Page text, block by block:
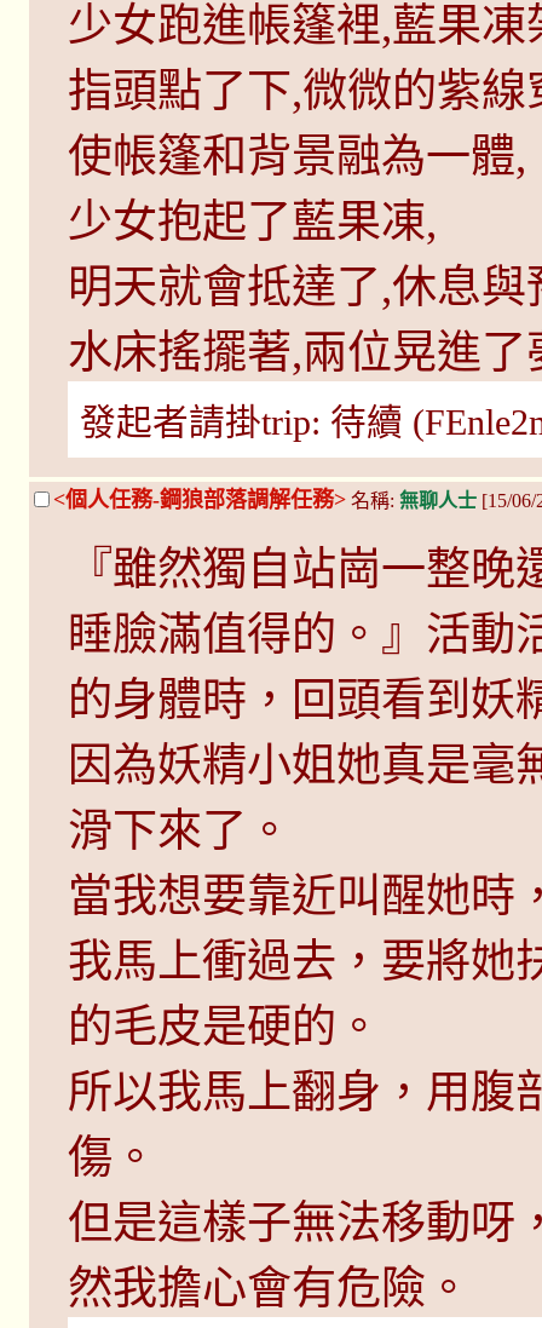
少女跑進帳篷裡,藍果
指頭點了下,微微的紫線
使帳篷和背景融為一體,
少女抱起了藍果凍,
明天就會抵達了,休息
水床搖擺著,兩位晃進了
發起者請掛trip: 待續
<個人任務-鋼狼部落調解任務> 名稱: 無聊人士 [15/
『雖然獨自站崗一整
睡臉滿值得的。』活動
的身體時，回頭看到妖
因為妖精小姐她真是毫
滑下來了。
當我想要靠近叫醒她時
我馬上衝過去，要將她
的毛皮是硬的。
所以我馬上翻身，用腹
傷。
但是這樣子無法移動呀
然我擔心會有危險。